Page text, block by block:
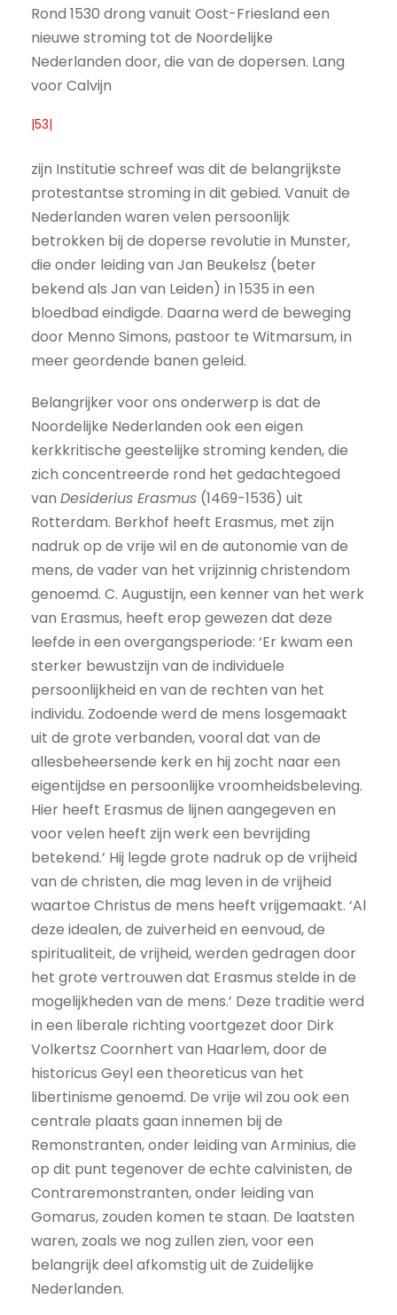
Rond 1530 drong vanuit Oost-Friesland een
nieuwe stroming tot de Noordelijke
Nederlanden door, die van de dopersen. Lang
voor Calvijn
|53|
zijn Institutie schreef was dit de belangrijkste
protestantse stroming in dit gebied. Vanuit de
Nederlanden waren velen persoonlijk
betrokken bij de doperse revolutie in Munster,
die onder leiding van Jan Beukelsz (beter
bekend als Jan van Leiden) in 1535 in een
bloedbad eindigde. Daarna werd de beweging
door Menno Simons, pastoor te Witmarsum, in
meer geordende banen geleid.
Belangrijker voor ons onderwerp is dat de
Noordelijke Nederlanden ook een eigen
kerkkritische geestelijke stroming kenden, die
zich concentreerde rond het gedachtegoed
van Desiderius Erasmus (1469-1536) uit
Rotterdam. Berkhof heeft Erasmus, met zijn
nadruk op de vrije wil en de autonomie van de
mens, de vader van het vrijzinnig christendom
genoemd. C. Augustijn, een kenner van het werk
van Erasmus, heeft erop gewezen dat deze
leefde in een overgangsperiode: ‘Er kwam een
sterker bewustzijn van de individuele
persoonlijkheid en van de rechten van het
individu. Zodoende werd de mens losgemaakt
uit de grote verbanden, vooral dat van de
allesbeheersende kerk en hij zocht naar een
eigentijdse en persoonlijke vroomheidsbeleving.
Hier heeft Erasmus de lijnen aangegeven en
voor velen heeft zijn werk een bevrijding
betekend.’ Hij legde grote nadruk op de vrijheid
van de christen, die mag leven in de vrijheid
waartoe Christus de mens heeft vrijgemaakt. ‘Al
deze idealen, de zuiverheid en eenvoud, de
spiritualiteit, de vrijheid, werden gedragen door
het grote vertrouwen dat Erasmus stelde in de
mogelijkheden van de mens.’ Deze traditie werd
in een liberale richting voortgezet door Dirk
Volkertsz Coornhert van Haarlem, door de
historicus Geyl een theoreticus van het
libertinisme genoemd. De vrije wil zou ook een
centrale plaats gaan innemen bij de
Remonstranten, onder leiding van Arminius, die
op dit punt tegenover de echte calvinisten, de
Contraremonstranten, onder leiding van
Gomarus, zouden komen te staan. De laatsten
waren, zoals we nog zullen zien, voor een
belangrijk deel afkomstig uit de Zuidelijke
Nederlanden.